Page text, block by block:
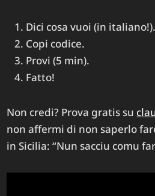
Dici cosa vuoi (in italiano!).
Copi codice.
Provi (5 min).
Fatto!
Non credi? Prova gratis su
non affermi di non saperlo
in Sicilia: “Nun sacciu comu